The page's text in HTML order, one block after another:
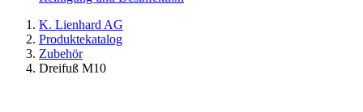
K. Lienhard AG
Produktekatalog
Zubehör
Dreifuß M10